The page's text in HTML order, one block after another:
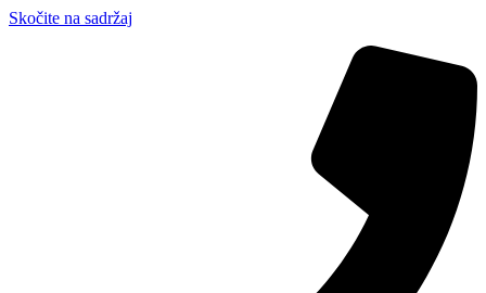
Skočite na sadržaj